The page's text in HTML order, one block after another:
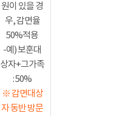
원이 있을 경
우, 감면율
50%적용
-예) 보훈대
상자+그가족
: 50%
※ 감면대상
자 동반 방문